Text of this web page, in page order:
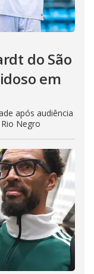
do São
em
após audiência
Negro